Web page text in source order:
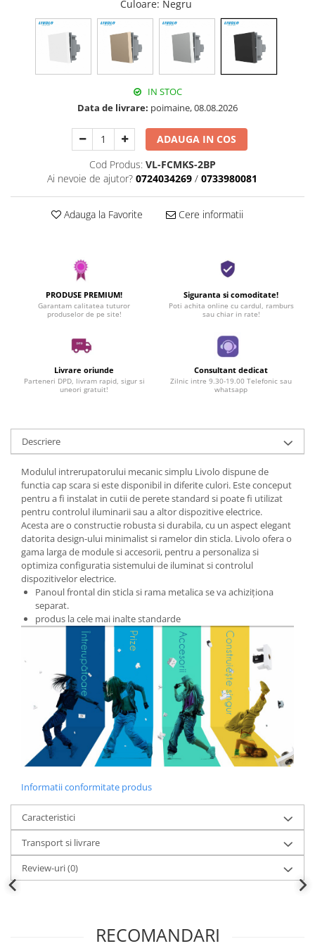
Culoare: Negru
IN STOC
Data de livrare: poimaine, 08.08.2026
ADAUGA IN COS
Cod Produs: VL-FCMKS-2BP
Ai nevoie de ajutor? 0724034269 / 0733980081
Adauga la Favorite Cere informatii
PRODUSE PREMIUM!
Garantam calitatea tuturor
produselor de pe site!
Siguranta si comoditate!
Poti achita online cu cardul, ramburs
sau chiar in rate!
Livrare oriunde
Parteneri DPD, livram rapid, sigur si
uneori gratuit!
Consultant dedicat
Zilnic intre 9.30-19.00 Telefonic sau
whatsapp
Descriere
Modulul intrerupatorului mecanic simplu Livolo dispune de
functia cap scara si este disponibil in diferite culori. Este conceput
pentru a fi instalat in cutii de perete standard si poate fi utilizat
pentru controlul iluminarii sau a altor dispozitive electrice.
Acesta are o constructie robusta si durabila, cu un aspect elegant
datorita design-ului minimalist si ramelor din sticla. Livolo ofera o
gama larga de module si accesorii, pentru a personaliza si
optimiza configuratia sistemului de iluminat si controlul
dispozitivelor electrice.
Panoul frontal din sticla si rama metalica se va achiziționa
separat.
produs la cele mai inalte standarde
Informatii conformitate produs
Caracteristici
Transport si livrare
Review-uri(0)
RECOMANDARI